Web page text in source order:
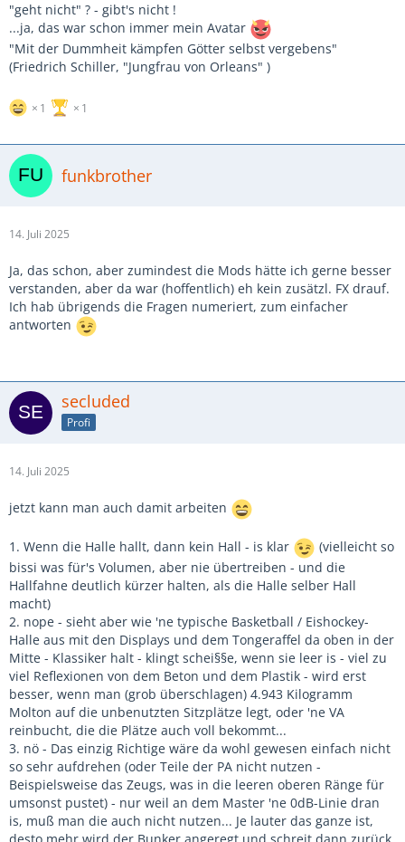
"geht nicht" ? - gibt's nicht !
...ja, das war schon immer mein Avatar
"Mit der Dummheit kämpfen Götter selbst vergebens"
(Friedrich Schiller, "Jungfrau von Orleans" )
1 1
funkbrother
14. Juli 2025
Ja, das schon, aber zumindest die Mods hätte ich gerne besser
verstanden, aber da war (hoffentlich) eh kein zusätzl. FX drauf.
Ich hab übrigends die Fragen numeriert, zum einfacher
antworten
secluded
Profi
14. Juli 2025
jetzt kann man auch damit arbeiten
1. Wenn die Halle hallt, dann kein Hall - is klar
(vielleicht so
bissi was für's Volumen, aber nie übertreiben - und die
Hallfahne deutlich kürzer halten, als die Halle selber Hall
macht)
2. nope - sieht aber wie 'ne typische Basketball / Eishockey-
Halle aus mit den Displays und dem Tongeraffel da oben in der
Mitte - Klassiker halt - klingt schei§§e, wenn sie leer is - viel zu
viel Reflexionen von dem Beton und dem Plastik - wird erst
besser, wenn man (grob überschlagen) 4.943 Kilogramm
Molton auf die unbenutzten Sitzplätze legt, oder 'ne VA
reinbucht, die die Plätze auch voll bekommt...
3. nö - Das einzig Richtige wäre da wohl gewesen einfach nicht
so sehr aufdrehen (oder Teile der PA nicht nutzen -
Beispielsweise das Zeugs, was in die leeren oberen Ränge für
umsonst pustet) - nur weil an dem Master 'ne 0dB-Linie dran
is, muß man die auch nicht nutzen... Je lauter das ganze ist,